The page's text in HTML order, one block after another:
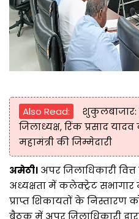
Also Read:
शुकुलबाजार:
जिलाध्यक्ष, रिंक प्रसाद
महामंत्री की जिम्मेदारी
अमेठी। अपर जिलाधिकारी
अध्यक्षता में कलेक्ट्रेट
प्राप्त शिकायतों के
बैठक में अपर जिलाधिकारी